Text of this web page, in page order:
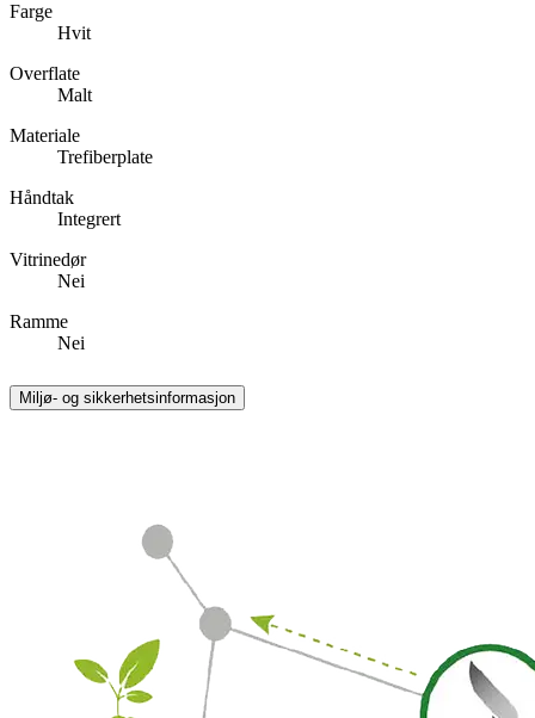
Farge
Hvit
Overflate
Malt
Materiale
Trefiberplate
Håndtak
Integrert
Vitrinedør
Nei
Ramme
Nei
Miljø- og sikkerhetsinformasjon